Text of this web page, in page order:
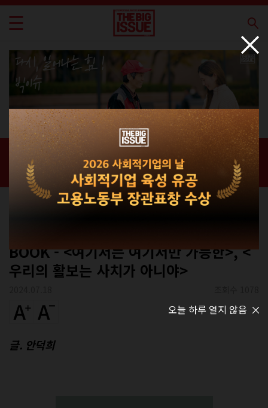
신간 · 과월호
홈 / 매거진 / 신간 · 과월호
BOOK - <여기서는 여기서만 가능한>, <
우리의 활보는 사치가 아니야>
글. 안덕희
오늘 하루 열지 않음